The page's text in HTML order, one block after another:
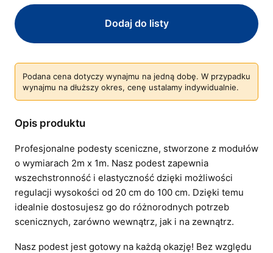
Dodaj do listy
Podana cena dotyczy wynajmu na jedną dobę. W przypadku
wynajmu na dłuższy okres, cenę ustalamy indywidualnie.
Opis produktu
Profesjonalne podesty sceniczne, stworzone z modułów
o wymiarach 2m x 1m. Nasz podest zapewnia
wszechstronność i elastyczność dzięki możliwości
regulacji wysokości od 20 cm do 100 cm. Dzięki temu
idealnie dostosujesz go do różnorodnych potrzeb
scenicznych, zarówno wewnątrz, jak i na zewnątrz.
Nasz podest jest gotowy na każdą okazję! Bez względu